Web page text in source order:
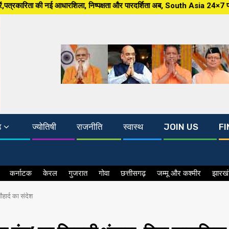
निष्पक्षता और पारदर्शिता अब, South Asia 24×7 पर खबर
ज्योतिषी राजनीति स्वास्थ JOIN US
कर्नाटक केरल गुजरात गोवा छत्तीसगढ़ जम्मू और कश्मीर
का संदेश